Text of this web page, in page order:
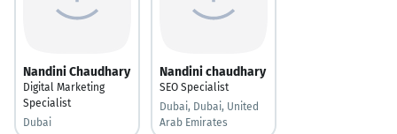
Nandini Chaudhary
Digital Marketing
Specialist
Dubai
Nandini chaudhary
SEO Specialist
Dubai, Dubai, United
Arab Emirates